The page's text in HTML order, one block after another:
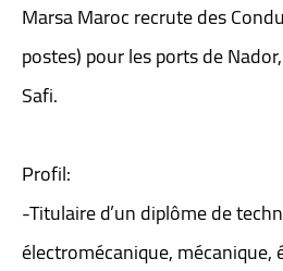
Marsa Maroc recrute des
postes) pour les ports de
Safi.
Profil:
-Titulaire d’un diplôme de
électromécanique, mécanique,